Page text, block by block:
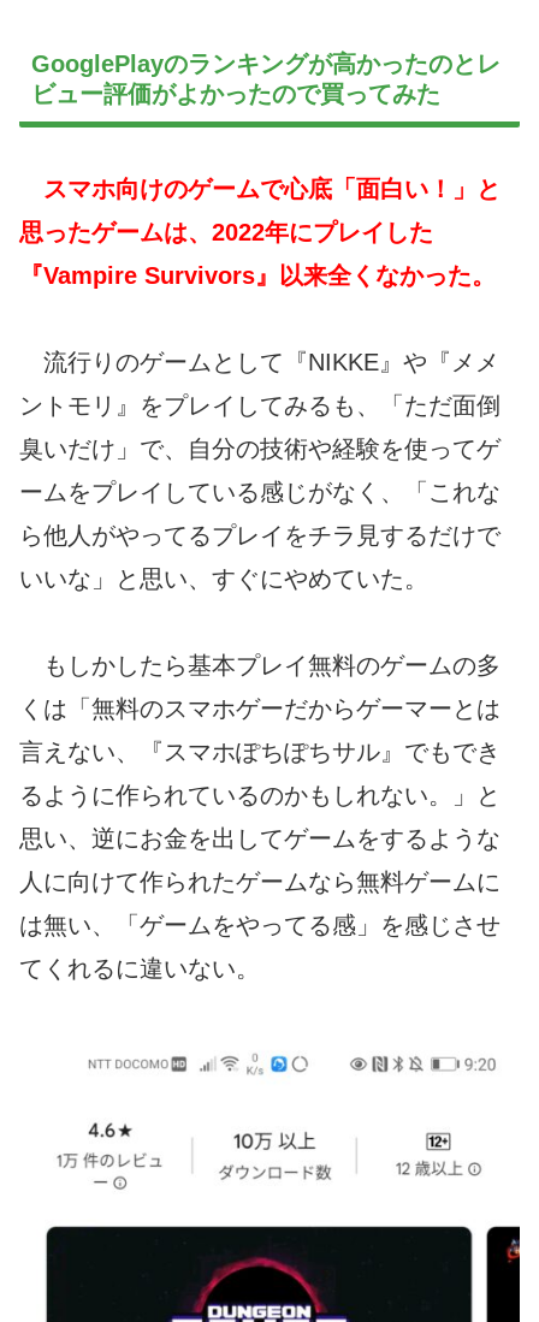
GooglePlayのランキングが高かったのとレ
ビュー評価がよかったので買ってみた
スマホ向けのゲームで心底「面白い！」と
思ったゲームは、2022年にプレイした
『Vampire Survivors』以来全くなかった。
流行りのゲームとして『NIKKE』や『メメ
ントモリ』をプレイしてみるも、「ただ面倒
臭いだけ」で、自分の技術や経験を使ってゲ
ームをプレイしている感じがなく、「これな
ら他人がやってるプレイをチラ見するだけで
いいな」と思い、すぐにやめていた。
もしかしたら基本プレイ無料のゲームの多
くは「無料のスマホゲーだからゲーマーとは
言えない、『スマホぽちぽちサル』でもでき
るように作られているのかもしれない。」と
思い、逆にお金を出してゲームをするような
人に向けて作られたゲームなら無料ゲームに
は無い、「ゲームをやってる感」を感じさせ
てくれるに違いない。